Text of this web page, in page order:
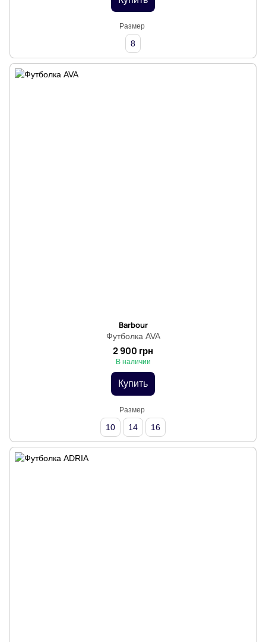
Размер
8
Barbour
Футболка AVA
2 900 грн
В наличии
Купить
Размер
10 14 16